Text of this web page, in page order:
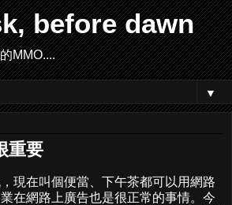
before dawn
MMO....
▼
重要
現在叫個便當、下午茶都可以用網路
在網路上廣告也是很正常的事情。今